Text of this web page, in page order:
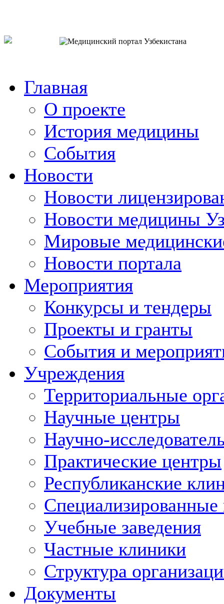
Главная
О проекте
История медицины
События
Новости
Новости
Новости медицины
Мировые
Новости портала
Мероприятия
Конкурсы и тендеры
Проекты и гранты
События и
Учреждения
Территориальные
Научные центры
Научно-
Практические центры
Республиканские
Учебные заведения
Частные клиники
Структура
Документы